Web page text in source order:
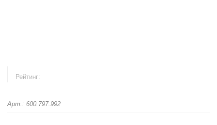
Рейтинг:
Арт.: 600.797.992